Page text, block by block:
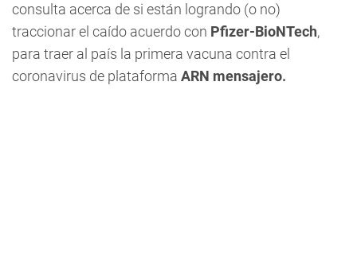
consulta acerca de si están logrando (o no)
traccionar el caído acuerdo con Pfizer-BioNTech,
para traer al país la primera vacuna contra el
coronavirus de plataforma ARN mensajero.